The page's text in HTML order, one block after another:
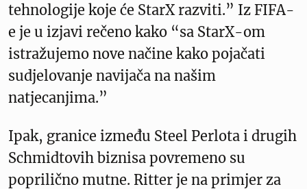
tehnologije koje će StarX razviti.” Iz FIFA-
e je u izjavi rečeno kako “sa StarX-om
istražujemo nove načine kako pojačati
sudjelovanje navijača na našim
natjecanjima.”
Ipak, granice između Steel Perlota i drugih
Schmidtovih biznisa povremeno su
poprilično mutne. Ritter je na primjer za